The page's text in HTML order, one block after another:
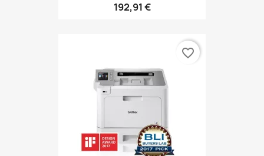
192,91 €
favorite_border